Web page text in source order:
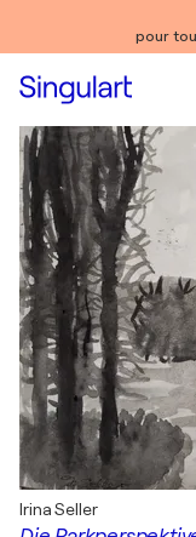
pour
Irina Seller